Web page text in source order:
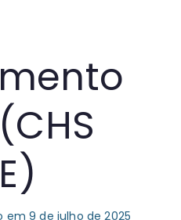
em9 de julho de 2025